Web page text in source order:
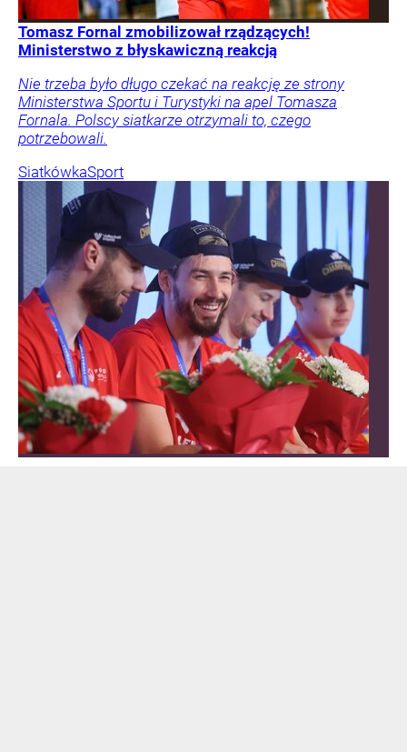
Tomasz Fornal zmobilizował rządzących!
Ministerstwo z błyskawiczną reakcją
Nie trzeba było długo czekać na reakcję ze strony
Ministerstwa Sportu i Turystyki na apel Tomasza
Fornala. Polscy siatkarze otrzymali to, czego
potrzebowali.
SiatkówkaSport